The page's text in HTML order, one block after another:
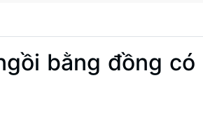
bằng đồng có